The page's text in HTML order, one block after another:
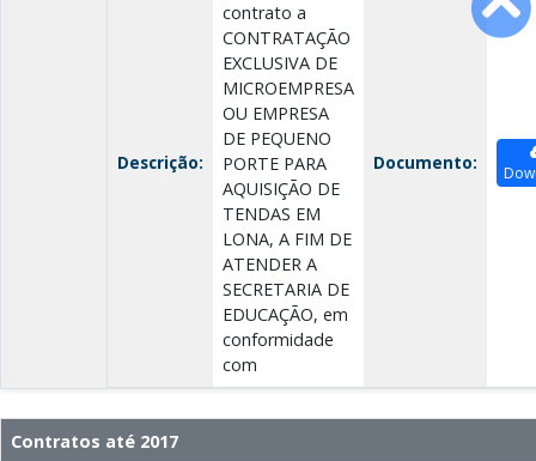
Descrição:
contrato a
CONTRATAÇÃO
EXCLUSIVA DE
MICROEMPRESA
OU EMPRESA
DE PEQUENO
PORTE PARA
AQUISIÇÃO DE
TENDAS EM
LONA, A FIM DE
ATENDER A
SECRETARIA DE
EDUCAÇÃO, em
conformidade
com
Documento:
Contratos até 2017